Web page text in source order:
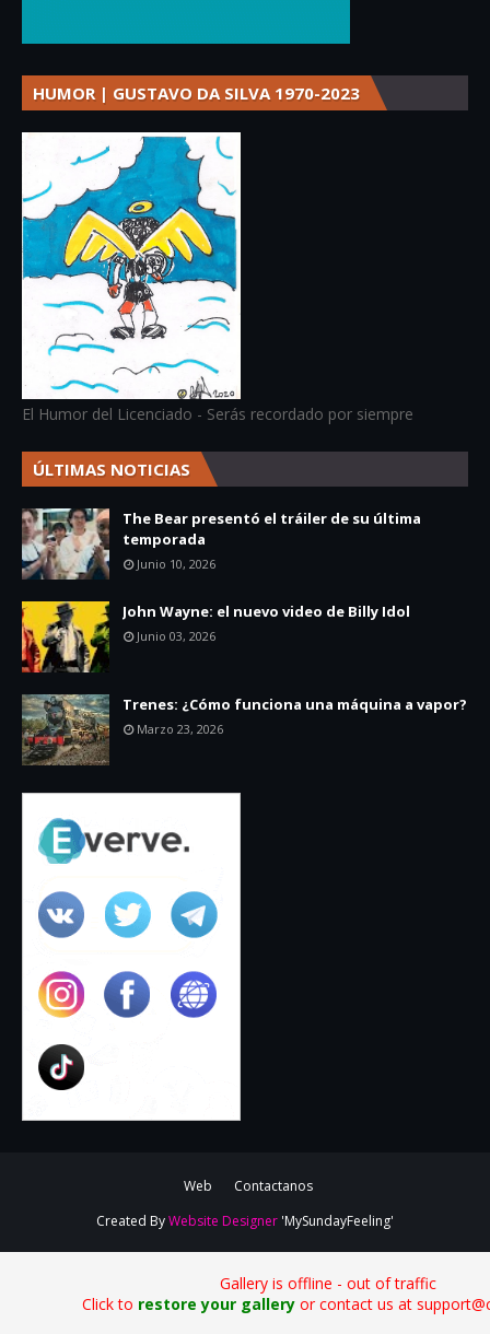
HUMOR | GUSTAVO DA SILVA 1970-2023
El Humor del Licenciado - Serás recordado por siempre
ÚLTIMAS NOTICIAS
The Bear presentó el tráiler de su última
temporada
Junio 10, 2026
John Wayne: el nuevo video de Billy Idol
Junio 03, 2026
Trenes: ¿Cómo funciona una máquina a vapor?
Marzo 23, 2026
Web
Contactanos
Created ByWebsite Designer 'MySundayFeeling'
Gallery is offline - out of traffic
Click to restore your galleryor contact us at